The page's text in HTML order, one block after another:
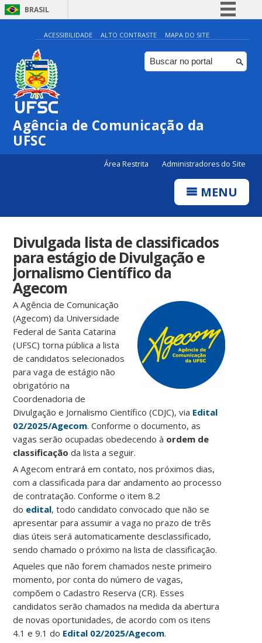
BRASIL
Simplifique!
Comunica BR
Participe
Canais
ACESSIBILIDADE ALTO CONTRASTE MAPA DO SITE
Agência de Comunicação da
UFSC
Área Restrita Administradores do Site
MENU
Divulgada lista de classificados
para estágio de Divulgação e
Jornalismo Científico da
Agecom
A Agência de Comunicação
(Agecom) da Universidade
Federal de Santa Catarina
(UFSC) torna pública a lista
de candidatos selecionados
para vaga de estágio não
obrigatório na
Coordenadoria de
Divulgação e Jornalismo Científico (CDJC), via Edital
02/2025/Agecom. Conforme o documento, as
vagas serão ocupadas obedecendo à ordem de
classificação da lista a seguir.
A Agecom entrará em contato, nos próximos dias,
com a classificada para dar andamento ao processo
de contratação. Conforme o item 8.2
do edital, todo candidato convocado que não se
apresentar para assumir a vaga no prazo de três
dias úteis será automaticamente desclassificado,
sendo chamado o próximo na lista de classificação.
Aqueles que não forem chamados neste primeiro
momento, por conta do número de vagas,
compõem o Cadastro Reserva (CR). Esses
candidatos serão chamados na medida da abertura
de novas oportunidades, de acordo com os itens
4.1 e 9.1 do Edital 02/2025/Agecom.